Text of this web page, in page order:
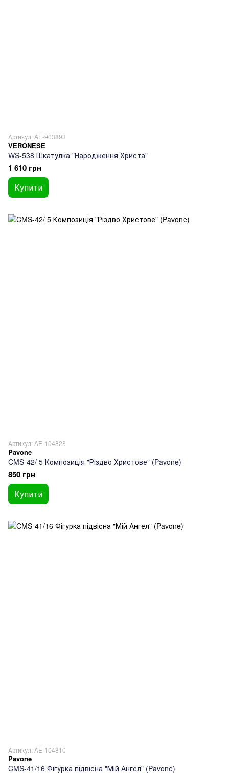
Артикул: AE-903893
VERONESE
WS-538 Шкатулка "Народження Христа"
1 610 грн
Купити
Артикул: AE-104828
Pavone
CMS-42/ 5 Композиція "Різдво Христове" (Pavone)
850 грн
Купити
Артикул: AE-104810
Pavone
CMS-41/16 Фігурка підвісна "Мій Ангел" (Pavone)